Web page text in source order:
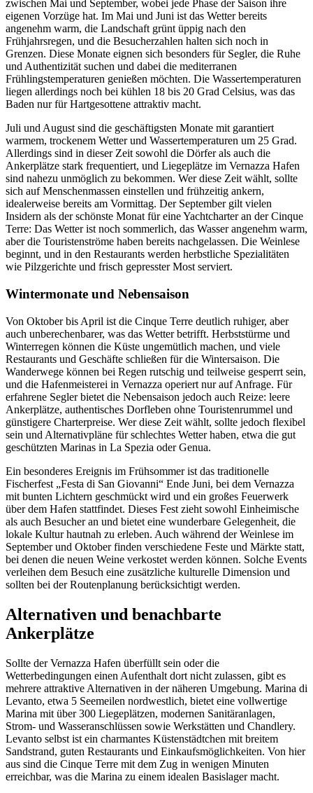
zwischen Mai und September, wobei jede Phase der Saison ihre
eigenen Vorzüge hat. Im Mai und Juni ist das Wetter bereits
angenehm warm, die Landschaft grünt üppig nach den
Frühjahrsregen, und die Besucherzahlen halten sich noch in
Grenzen. Diese Monate eignen sich besonders für Segler, die Ruhe
und Authentizität suchen und dabei die mediterranen
Frühlingstemperaturen genießen möchten. Die Wassertemperaturen
liegen allerdings noch bei kühlen 18 bis 20 Grad Celsius, was das
Baden nur für Hartgesottene attraktiv macht.
Juli und August sind die geschäftigsten Monate mit garantiert
warmem, trockenem Wetter und Wassertemperaturen um 25 Grad.
Allerdings sind in dieser Zeit sowohl die Dörfer als auch die
Ankerplätze stark frequentiert, und Liegeplätze im Vernazza Hafen
sind nahezu unmöglich zu bekommen. Wer diese Zeit wählt, sollte
sich auf Menschenmassen einstellen und frühzeitig ankern,
idealerweise bereits am Vormittag. Der September gilt vielen
Insidern als der schönste Monat für eine Yachtcharter an der Cinque
Terre: Das Wetter ist noch sommerlich, das Wasser angenehm warm,
aber die Touristenströme haben bereits nachgelassen. Die Weinlese
beginnt, und in den Restaurants werden herbstliche Spezialitäten
wie Pilzgerichte und frisch gepresster Most serviert.
Wintermonate und Nebensaison
Von Oktober bis April ist die Cinque Terre deutlich ruhiger, aber
auch unberechenbarer, was das Wetter betrifft. Herbststürme und
Winterregen können die Küste ungemütlich machen, und viele
Restaurants und Geschäfte schließen für die Wintersaison. Die
Wanderwege können bei Regen rutschig und teilweise gesperrt sein,
und die Hafenmeisterei in Vernazza operiert nur auf Anfrage. Für
erfahrene Segler bietet die Nebensaison jedoch auch Reize: leere
Ankerplätze, authentisches Dorfleben ohne Touristenrummel und
günstigere Charterpreise. Wer diese Zeit wählt, sollte jedoch flexibel
sein und Alternativpläne für schlechtes Wetter haben, etwa die gut
geschützten Marinas in La Spezia oder Genua.
Ein besonderes Ereignis im Frühsommer ist das traditionelle
Fischerfest „Festa di San Giovanni“ Ende Juni, bei dem Vernazza
mit bunten Lichtern geschmückt wird und ein großes Feuerwerk
über dem Hafen stattfindet. Dieses Fest zieht sowohl Einheimische
als auch Besucher an und bietet eine wunderbare Gelegenheit, die
lokale Kultur hautnah zu erleben. Auch während der Weinlese im
September und Oktober finden verschiedene Feste und Märkte statt,
bei denen die neuen Weine verkostet werden können. Solche Events
verleihen dem Besuch eine zusätzliche kulturelle Dimension und
sollten bei der Routenplanung berücksichtigt werden.
Alternativen und benachbarte
Ankerplätze
Sollte der Vernazza Hafen überfüllt sein oder die
Wetterbedingungen einen Aufenthalt dort nicht zulassen, gibt es
mehrere attraktive Alternativen in der näheren Umgebung. Marina di
Levanto, etwa 5 Seemeilen nordwestlich, bietet eine vollwertige
Marina mit über 300 Liegeplätzen, modernen Sanitäranlagen,
Strom- und Wasseranschlüssen sowie Werkstätten und Chandlery.
Levanto selbst ist ein charmantes Küstenstädtchen mit breitem
Sandstrand, guten Restaurants und Einkaufsmöglichkeiten. Von hier
aus sind die Cinque Terre mit dem Zug in wenigen Minuten
erreichbar, was die Marina zu einem idealen Basislager macht.